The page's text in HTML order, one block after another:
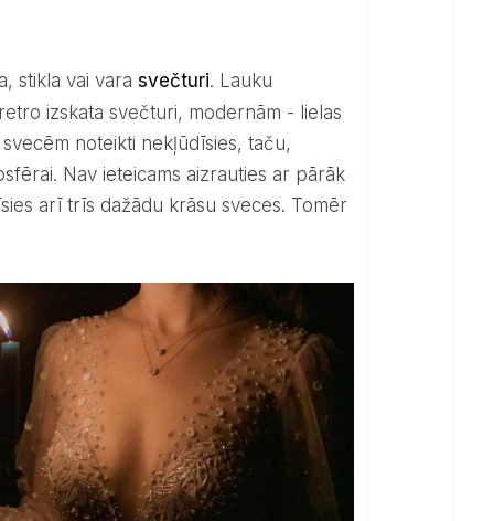
stikla vai varasvečturi. Lauku
izskata svečturi, modernām - lielas
noteikti nekļūdīsies, taču,
Nav ieteicams aizrauties ar pārāk
arī trīs dažādu krāsu sveces. Tomēr